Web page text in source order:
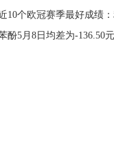
10个欧冠赛季最好成绩
酚5月8日均差为-136.50